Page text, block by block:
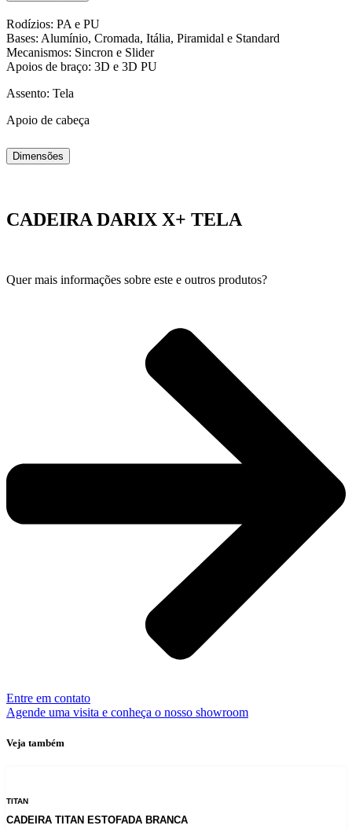
Rodízios: PA e PU
Bases: Alumínio, Cromada, Itália, Piramidal e Standard
Mecanismos: Sincron e Slider
Apoios de braço: 3D e 3D PU
Assento: Tela
Apoio de cabeça
Dimensões
CADEIRA DARIX X+ TELA
Quer mais informações sobre este e outros produtos?
Entre em contato
Agende uma visita e conheça o nosso showroom
Veja também
TITAN
CADEIRA TITAN ESTOFADA BRANCA